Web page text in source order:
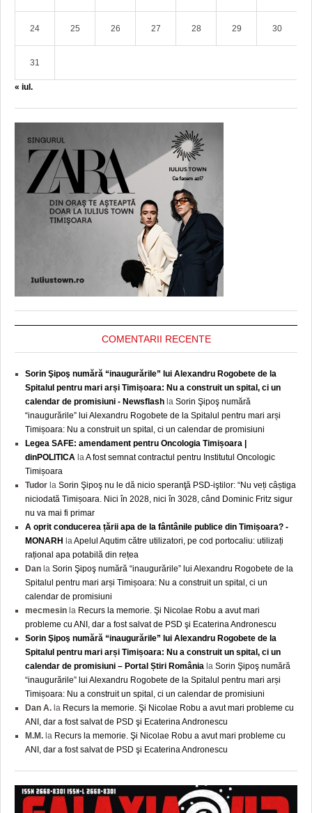
24 25 26 27 28 29 30
31
« iul.
COMENTARII RECENTE
Sorin Şipoş numără “inaugurările” lui Alexandru Rogobete de la
Spitalul pentru mari arși Timișoara: Nu a construit un spital, ci un
calendar de promisiuni - Newsflash la Sorin Şipoş numără
“inaugurările” lui Alexandru Rogobete de la Spitalul pentru mari arși
Timișoara: Nu a construit un spital, ci un calendar de promisiuni
Legea SAFE: amendament pentru Oncologia Timișoara |
dinPOLITICA laA fost semnat contractul pentru Institutul Oncologic
Timișoara
Tudor la Sorin Şipoş nu le dă nicio speranţă PSD-iştilor: “Nu veți câștiga
niciodată Timișoara. Nici în 2028, nici în 3028, când Dominic Fritz sigur
nu va mai fi primar
A oprit conducerea țării apa de la fântânile publice din Timișoara? -
MONARH laApelul Aqutim către utilizatori, pe cod portocaliu: utilizați
rațional apa potabilă din rețea
Dan la Sorin Şipoş numără “inaugurările” lui Alexandru Rogobete de la
Spitalul pentru mari arși Timișoara: Nu a construit un spital, ci un
calendar de promisiuni
mecmesin la Recurs la memorie. Şi Nicolae Robu a avut mari
probleme cu ANI, dar a fost salvat de PSD şi Ecaterina Andronescu
Sorin Şipoş numără “inaugurările” lui Alexandru Rogobete de la
Spitalul pentru mari arși Timișoara: Nu a construit un spital, ci un
calendar de promisiuni – Portal Știri România la Sorin Şipoş numără
“inaugurările” lui Alexandru Rogobete de la Spitalul pentru mari arși
Timișoara: Nu a construit un spital, ci un calendar de promisiuni
Dan A. la Recurs la memorie. Şi Nicolae Robu a avut mari probleme cu
ANI, dar a fost salvat de PSD şi Ecaterina Andronescu
M.M. la Recurs la memorie. Şi Nicolae Robu a avut mari probleme cu
ANI, dar a fost salvat de PSD şi Ecaterina Andronescu